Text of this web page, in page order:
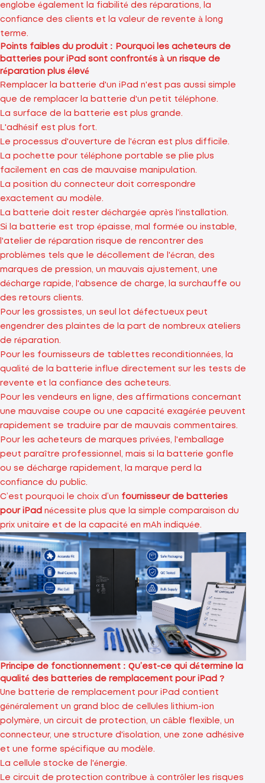
englobe également la fiabilité des réparations, la
confiance des clients et la valeur de revente à long
terme.
Points faibles du produit : Pourquoi les acheteurs de
batteries pour iPad sont confrontés à un risque de
réparation plus élevé
Remplacer la batterie d'un iPad n'est pas aussi simple
que de remplacer la batterie d'un petit téléphone.
La surface de la batterie est plus grande.
L'adhésif est plus fort.
Le processus d'ouverture de l'écran est plus difficile.
La pochette pour téléphone portable se plie plus
facilement en cas de mauvaise manipulation.
La position du connecteur doit correspondre
exactement au modèle.
La batterie doit rester déchargée après l'installation.
Si la batterie est trop épaisse, mal formée ou instable,
l'atelier de réparation risque de rencontrer des
problèmes tels que le décollement de l'écran, des
marques de pression, un mauvais ajustement, une
décharge rapide, l'absence de charge, la surchauffe ou
des retours clients.
Pour les grossistes, un seul lot défectueux peut
engendrer des plaintes de la part de nombreux ateliers
de réparation.
Pour les fournisseurs de tablettes reconditionnées, la
qualité de la batterie influe directement sur les tests de
revente et la confiance des acheteurs.
Pour les vendeurs en ligne, des affirmations concernant
une mauvaise coupe ou une capacité exagérée peuvent
rapidement se traduire par de mauvais commentaires.
Pour les acheteurs de marques privées, l'emballage
peut paraître professionnel, mais si la batterie gonfle
ou se décharge rapidement, la marque perd la
confiance du public.
C’est pourquoi le choix d’un fournisseur de batteries
pour iPad nécessite plus que la simple comparaison du
prix unitaire et de la capacité en mAh indiquée.
Principe de fonctionnement : Qu’est-ce qui détermine la
qualité des batteries de remplacement pour iPad ?
Une batterie de remplacement pour iPad contient
généralement un grand bloc de cellules lithium-ion
polymère, un circuit de protection, un câble flexible, un
connecteur, une structure d'isolation, une zone adhésive
et une forme spécifique au modèle.
La cellule stocke de l'énergie.
Le circuit de protection contribue à contrôler les risques